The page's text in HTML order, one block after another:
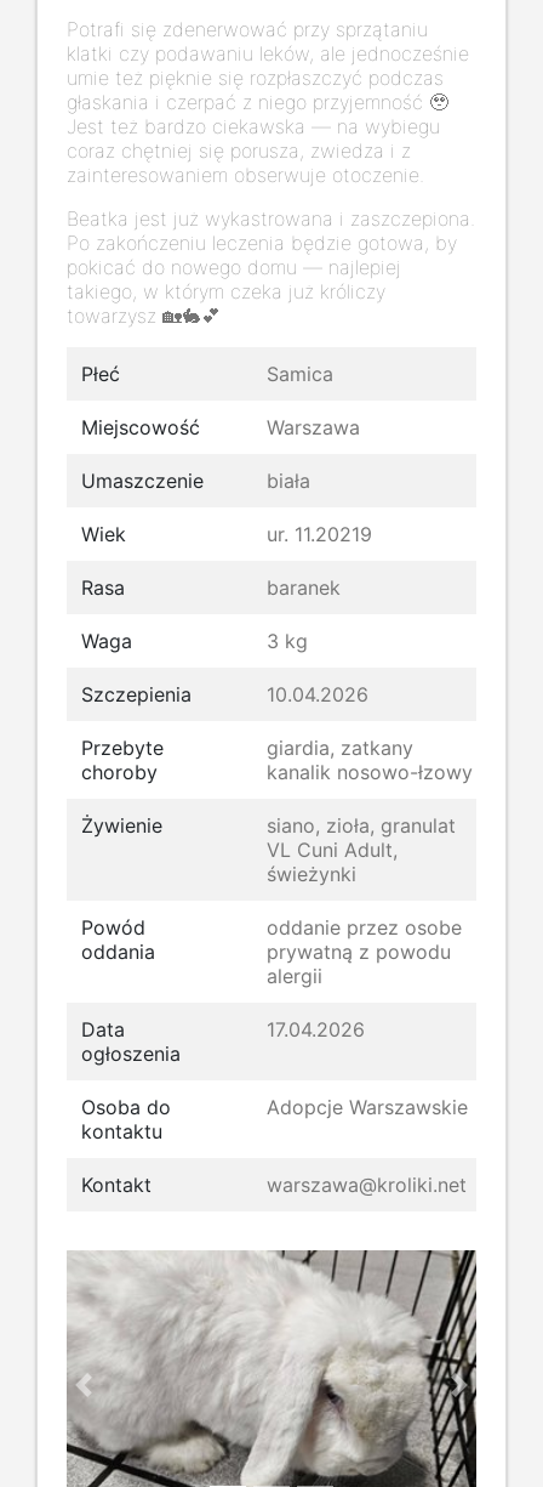
Potrafi się zdenerwować przy sprzątaniu
klatki czy podawaniu leków, ale jednocześnie
umie też pięknie się rozpłaszczyć podczas
głaskania i czerpać z niego przyjemność 🥹
Jest też bardzo ciekawska — na wybiegu
coraz chętniej się porusza, zwiedza i z
zainteresowaniem obserwuje otoczenie.
Beatka jest już wykastrowana i zaszczepiona.
Po zakończeniu leczenia będzie gotowa, by
pokicać do nowego domu — najlepiej
takiego, w którym czeka już króliczy
towarzysz 🏡🐇💕
Płeć Samica
Miejscowość Warszawa
Umaszczenie biała
Wiek ur. 11.20219
Rasa baranek
Waga 3 kg
Szczepienia 10.04.2026
Przebyte
choroby
giardia, zatkany
kanalik nosowo-łzowy
Żywienie
siano, zioła, granulat
VL Cuni Adult,
świeżynki
Powód
oddania
oddanie przez osobe
prywatną z powodu
alergii
Data
ogłoszenia
17.04.2026
Osoba do
kontaktu
Adopcje Warszawskie
Kontakt warszawa@kroliki.net
Previous Next